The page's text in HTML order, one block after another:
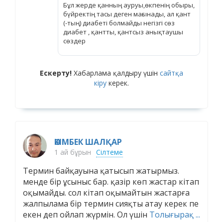
Бұл жерде қанның ауруы,өкпенің обыры,
бүйректің тасы деген мағынады, ал қант
(-тың) диабеті болмайды негізгі сөз
диабет , қантты, қантсыз анықтаушы
сөздер
Ескерту! Хабарлама қалдыру үшін сайтқа
кіру керек.
ӘКІМБЕК ШАЛҚАР
1 ай бұрын Сілтеме
Термин байқауына қатысып жатырмыз.
менде бір ұсыныс бар. қазір көп жастар кітап
оқымайды. сол кітап оқымайтын жастарға
жалпылама бір термин сияқты атау керек пе
екен деп ойлап жүрмін. Ол үшін Толығырақ ...